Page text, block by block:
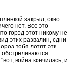
закрыл, окно
нет. Все это
город этот никому не
этих развалин, одни
тебя летят эти
война кончилась, и